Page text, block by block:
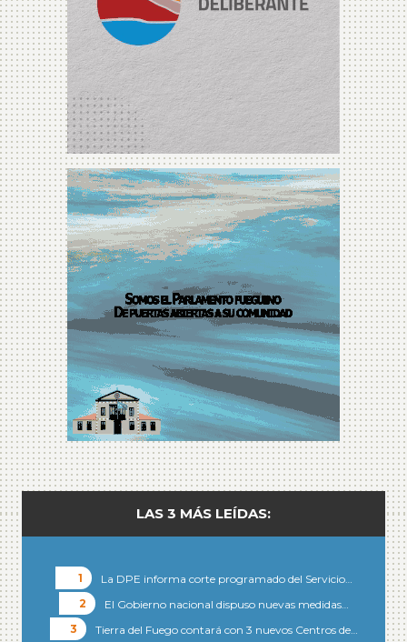
LAS 3 MÁS LEÍDAS:
La DPE informa corte programado del Servicio…
El Gobierno nacional dispuso nuevas medidas…
Tierra del Fuego contará con 3 nuevos Centros de…